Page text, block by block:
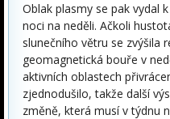
Oblak plasmy se pak vydal
noci na neděli. Ačkoli
slunečního větru se zvýšila
geomagnetická bouře v
aktivních oblastech
zjednodušilo, takže další
změně, která musí v týdnu